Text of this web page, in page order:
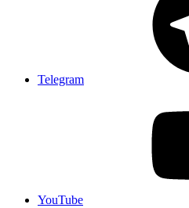
Telegram
YouTube